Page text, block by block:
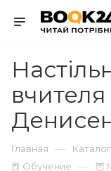
Главная —
📕 Обучение — 🦉